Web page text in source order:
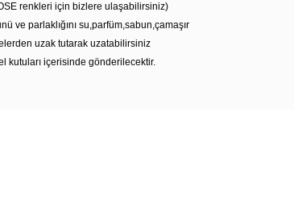
renkleri için bizlere ulaşabilirsiniz)
ve parlaklığını su,parfüm,sabun,çamaşır
uzak tutarak uzatabilirsiniz
kutuları içerisinde gönderilecektir.